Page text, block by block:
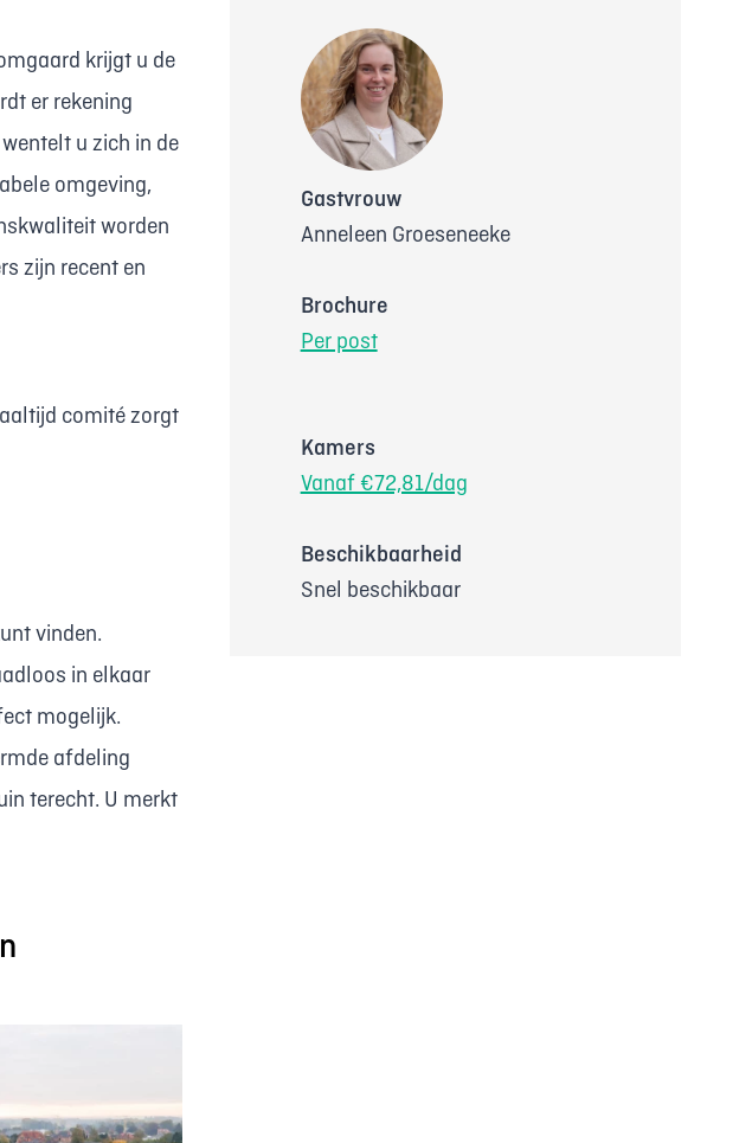
krijgt u de
er rekening
u zich in de
omgeving,
worden
zijn recent en
comité zorgt
vinden.
in elkaar
mogelijk.
afdeling
terecht. U merkt
Gastvrouw
Anneleen Groeseneeke
Brochure
Per post
Kamers
Vanaf €72,81/dag
Beschikbaarheid
Snel beschikbaar